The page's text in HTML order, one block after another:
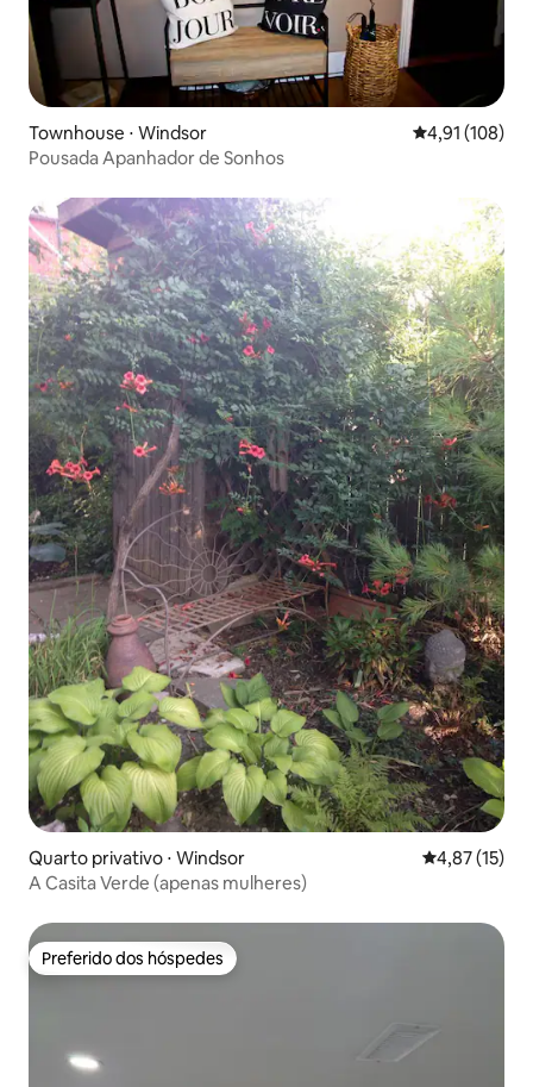
Townhouse ⋅ Windsor 4,91 de uma
4,91 (108)
Pousada Apanhador de Sonhos
Quarto privativo ⋅ Windsor 4,87 de uma
4,87 (15)
A Casita Verde (apenas mulheres)
Preferido dos hóspedes
Preferido dos hóspedes